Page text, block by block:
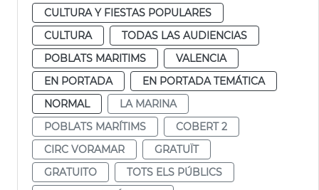
CULTURA Y FIESTAS POPULARES
CULTURA
TODAS LAS AUDIENCIAS
POBLATS MARITIMS
VALENCIA
EN PORTADA
EN PORTADA TEMÁTICA
NORMAL
LA MARINA
POBLATS MARÍTIMS
COBERT 2
CIRC VORAMAR
GRATUÏT
GRATUITO
TOTS ELS PÚBLICS